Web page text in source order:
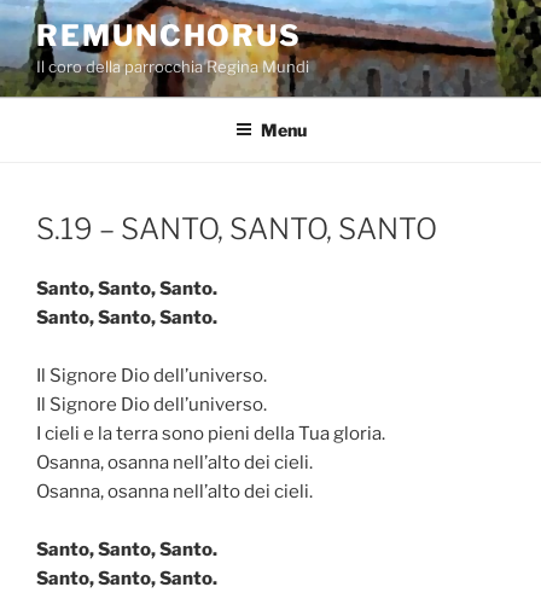
Salta
contenuto
REMUNCHORUS
Il coro della parrocchia Regina Mundi
Menu
S.19 – SANTO, SANTO, SANTO
Santo, Santo, Santo.
Santo, Santo, Santo.
Il Signore Dio dell’universo.
Il Signore Dio dell’universo.
I cieli e la terra sono pieni della Tua gloria.
Osanna, osanna nell’alto dei cieli.
Osanna, osanna nell’alto dei cieli.
Santo, Santo, Santo.
Santo, Santo, Santo.